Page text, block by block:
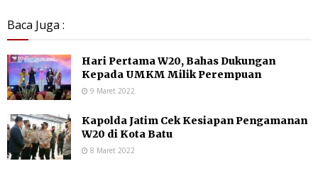
Baca Juga :
Hari Pertama W20, Bahas Dukungan
Kepada UMKM Milik Perempuan
9 Maret 2022
Kapolda Jatim Cek Kesiapan Pengamanan
W20 di Kota Batu
8 Maret 2022